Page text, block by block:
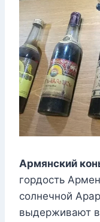
Армянский
гордость
солнечной
выдерживают в